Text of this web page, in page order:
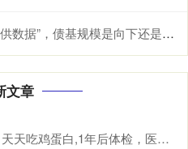
”，债基规模是向下还是稳住？
文章
金配资 广州男子查出肝硬化，天天吃鸡蛋白,1年后体检，医生：干啥了